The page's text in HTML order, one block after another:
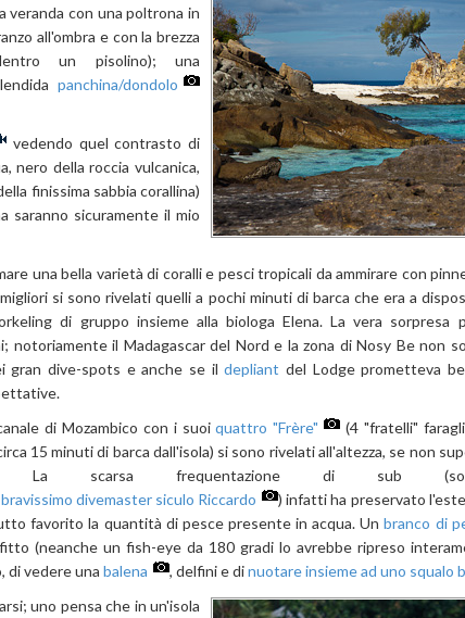
veranda con una poltrona in
all'ombra e con la brezza
un pisolino); una
panchina/dondolo
vedendo quel contrasto di
nero della roccia vulcanica,
finissima sabbia corallina)
saranno sicuramente il mio
una bella varietà di coralli e pesci tropicali da ammirare con
si sono rivelati quelli a pochi minuti di barca che era a
di gruppo insieme alla biologa Elena. La vera sorpresa
notoriamente il Madagascar del Nord e la zona di Nosy Be non
gran dive-spots e anche se ildepliant del Lodge prometteva
di Mozambico con i suoiquattro "Frère"
(4 "fratelli"
15 minuti di barca dall'isola) si sono rivelati all'altezza, se non
La scarsa frequentazione di sub
divemaster siculo Riccardo
) infatti ha preservato
favorito la quantità di pesce presente in acqua. Unbranco di
(neanche un fish-eye da 180 gradi lo avrebbe ripreso
di vedere una balena , delfini e dinuotare insieme ad uno squalo
uno pensa che in un'isola